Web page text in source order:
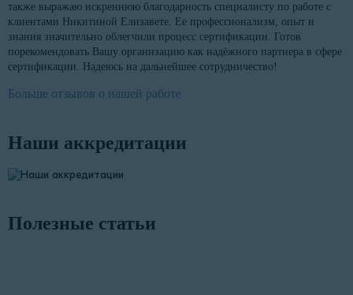
также выражаю искреннюю благодарность специалисту по работе с
клиентами Никитиной Елизавете. Ее профессионализм, опыт и
знания значительно облегчили процесс сертификации. Готов
порекомендовать Вашу организацию как надёжного партнера в сфере
сертификации. Надеюсь на дальнейшее сотрудничество!
Больше отзывов о нашей работе
Наши аккредитации
Полезные статьи